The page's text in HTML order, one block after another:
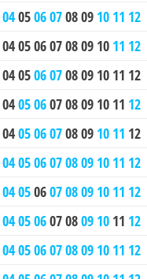
040506070809 10 11 12
040506070809 10 11 12
040506070809 10 11 12
040506070809 10 11 12
040506070809 10 11 12
040506070809 10 11 12
040506070809 10 11 12
040506070809 10 11 12
040506070809 10 11 12